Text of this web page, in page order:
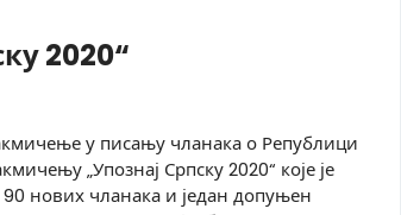
2020“
у писању чланака о Републици
„Упознај Српску 2020“ које је
нових чланака и један допуњен